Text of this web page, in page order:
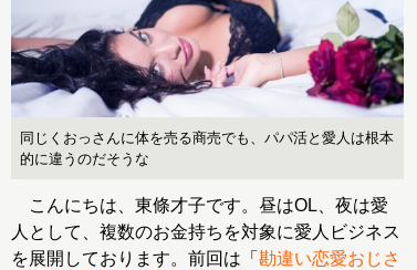
同じくおっさんに体を売る商売でも、パパ活と愛人は根本
的に違うのだそうな
こんにちは、東條才子です。昼はOL、夜は愛
人として、複数のお金持ちを対象に愛人ビジネス
を展開しております。前回は「 勘違い恋愛おじさ